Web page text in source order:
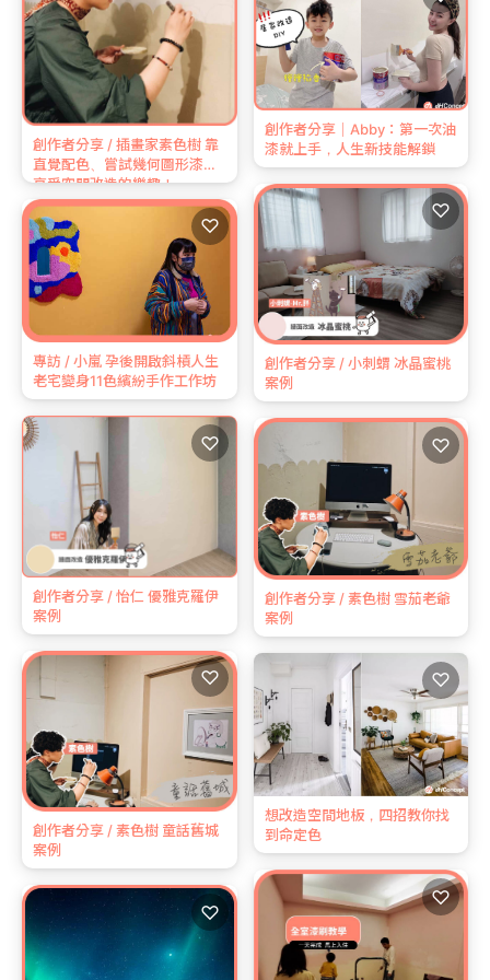
創作者分享 / 插畫家素色樹 靠
直覺配色、嘗試幾何圖形漆法
享受空間改造的樂趣！
創作者分享｜Abby：第一次油
漆就上手，人生新技能解鎖
專訪 / 小嵐 孕後開啟斜槓人生
老宅變身11色繽紛手作工作坊
♡
創作者分享 / 小刺蝟 冰晶蜜桃
案例
♡
創作者分享 / 怡仁 優雅克羅伊
案例
♡
創作者分享 / 素色樹 雪茄老爺
案例
♡
創作者分享 / 素色樹 童話舊城
案例
♡
想改造空間地板，四招教你找
到命定色
♡
♡
♡